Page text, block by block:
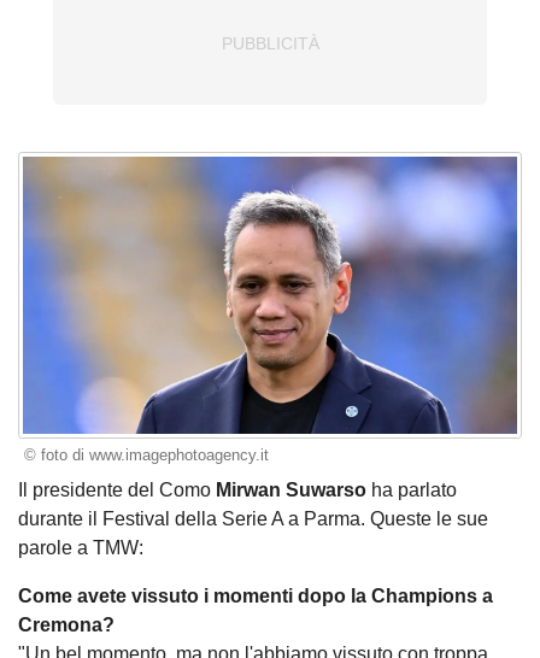
© foto di www.imagephotoagency.it
Il presidente del Como Mirwan Suwarso ha parlato
durante il Festival della Serie A a Parma. Queste le sue
parole a TMW:
Come avete vissuto i momenti dopo la Champions a
Cremona?
"Un bel momento, ma non l'abbiamo vissuto con troppa